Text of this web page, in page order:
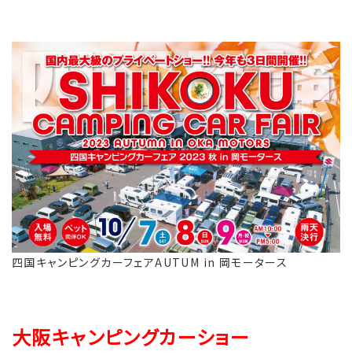
四国キャンピングカーフェアAUTUM in 岡モータース
大阪キャンピングカーショー